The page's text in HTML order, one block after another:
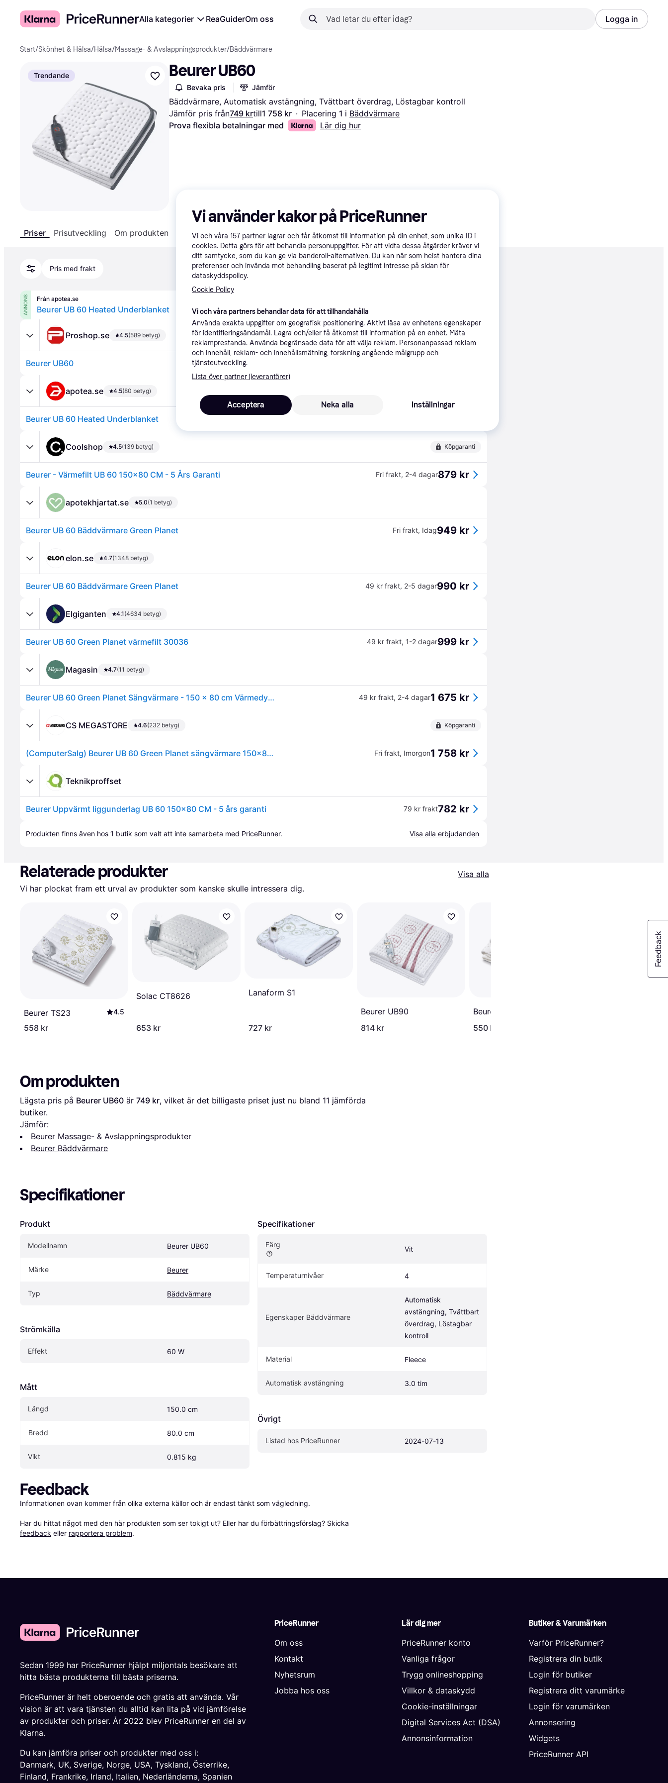
Alla kategorier ReaGuiderOm oss Logga in
Start/Skönhet & Hälsa/Hälsa/Massage- & Avslappningsprodukter/Bäddvärmare
Trendande Beurer UB60
Bevaka pris Jämför
Bäddvärmare, Automatisk avstängning, Tvättbart överdrag, Löstagbar kontroll
Jämför pris från749 krtill1 758 kr · Placering 1 i Bäddvärmare
Prova flexibla betalningar med
Lär dig hur
Priser Prisutveckling Om produkten Specifikationer
Pris med frakt Rekommenderad
ANNONS Från apotea.se
Beurer UB 60 Heated Underblanket
Proshop.se 4.5(589 betyg) Köpgaranti
Beurer UB60
apotea.se 4.5(80 betyg)
Beurer UB 60 Heated Underblanket
Coolshop 4.5(139 betyg) Köpgaranti
Beurer - Värmefilt UB 60 150x80 CM - 5 Års Garanti Fri frakt, 2-4 dagar879 kr
apotekhjartat.se 5.0(1 betyg)
Beurer UB 60 Bäddvärmare Green Planet Fri frakt, Idag949 kr
elon.se 4.7(1348 betyg)
Beurer UB 60 Bäddvärmare Green Planet 49 kr frakt, 2-5 dagar990 kr
Elgiganten 4.1(4634 betyg)
Beurer UB 60 Green Planet värmefilt 30036 49 kr frakt, 1-2 dagar999 kr
Magasin 4.7(11 betyg)
Beurer UB 60 Green Planet Sängvärmare - 150 x 80 cm Värmedynor Från Magasin - Hvid (150 x 80 cm) 49 kr frakt, 2-4 dagar1 675 kr
CS MEGASTORE 4.6(232 betyg) Köpgaranti
(ComputerSalg) Beurer UB 60 Green Planet sängvärmare 150x80 cm Fri frakt, Imorgon1 758 kr
Teknikproffset
Beurer Uppvärmt liggunderlag UB 60 150x80 CM - 5 års garanti 79 kr frakt782 kr
Produkten finns även hos 1 butik som valt att inte samarbeta med PriceRunner. Visa alla erbjudanden
Relaterade produkter
Visa alla
Vi har plockat fram ett urval av produkter som kanske skulle intressera dig.
Beurer TS23 4.5
558 kr
Solac CT8626
653 kr
Lanaform S1
727 kr
Beurer UB90
814 kr
Beurer UB30
550 kr
Nedis PEBL130CWT2
Om produkten
Lägsta pris på Beurer UB60 är 749 kr, vilket är det billigaste priset just nu bland 11 jämförda
butiker.
Jämför:
Beurer Massage- & Avslappningsprodukter
Beurer Bäddvärmare
Specifikationer
Produkt
Modellnamn Beurer UB60
Märke Beurer
Typ Bäddvärmare
Strömkälla
Effekt 60 W
Mått
Längd 150.0 cm
Bredd 80.0 cm
Vikt 0.815 kg
Specifikationer
Färg
Vit
Temperaturnivåer 4
Egenskaper Bäddvärmare
Automatisk
avstängning, Tvättbart
överdrag, Löstagbar
kontroll
Material Fleece
Automatisk avstängning 3.0 tim
Övrigt
Listad hos PriceRunner 2024-07-13
Feedback
Informationen ovan kommer från olika externa källor och är endast tänkt som vägledning.
Har du hittat något med den här produkten som ser tokigt ut? Eller har du förbättringsförslag? Skicka
feedback eller rapportera problem.
PriceRunner
Om oss
Kontakt
Nyhetsrum
Jobba hos oss
Lär dig mer
PriceRunner konto
Vanliga frågor
Trygg onlineshopping
Villkor & dataskydd
Cookie-inställningar
Digital Services Act (DSA)
Annonsinformation
Butiker & Varumärken
Varför PriceRunner?
Registrera din butik
Login för butiker
Registrera ditt varumärke
Login för varumärken
Annonsering
Widgets
PriceRunner API
Sedan 1999 har PriceRunner hjälpt miljontals besökare att
hitta bästa produkterna till bästa priserna.
PriceRunner är helt oberoende och gratis att använda. Vår
vision är att vara tjänsten du alltid kan lita på vid jämförelse
av produkter och priser. År 2022 blev PriceRunner en del av
Klarna.
Du kan jämföra priser och produkter med oss i:
Danmark, UK, Sverige, Norge, USA, Tyskland, Österrike,
Finland, Frankrike, Irland, Italien, Nederländerna, Spanien
Vi använder kakor på PriceRunner
Vi och våra 157 partner lagrar och får åtkomst till information på din enhet, som unika ID i
cookies. Detta görs för att behandla personuppgifter. För att vidta dessa åtgärder kräver vi
ditt samtycke, som du kan ge via banderoll-alternativen. Du kan när som helst hantera dina
preferenser och invända mot behandling baserat på legitimt intresse på sidan för
dataskyddspolicy.
Cookie Policy
Vi och våra partners behandlar data för att tillhandahålla
Använda exakta uppgifter om geografisk positionering. Aktivt läsa av enhetens egenskaper
för identifieringsändamål. Lagra och/eller få åtkomst till information på en enhet. Mäta
reklamprestanda. Använda begränsade data för att välja reklam. Personanpassad reklam
och innehåll, reklam- och innehållsmätning, forskning angående målgrupp och
tjänsteutveckling.
Lista över partner (leverantörer)
Neka alla
Acceptera Inställningar